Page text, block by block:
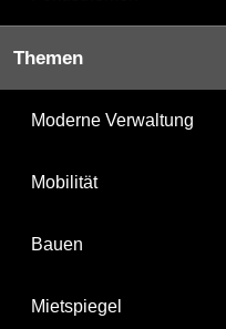
Themen
Moderne Verwaltung
Mobilität
Bauen
Mietspiegel